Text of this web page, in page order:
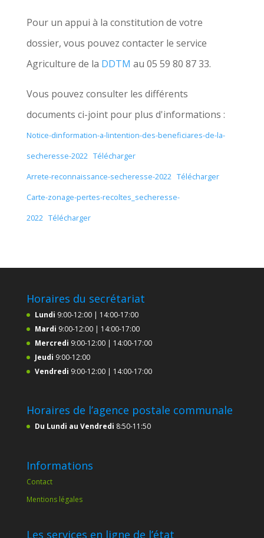
Pour un appui à la constitution de votre
dossier, vous pouvez contacter le service
Agriculture de la DDTM au 05 59 80 87 33.
Vous pouvez consulter les différents
documents ci-joint pour plus d'informations :
Notice-dinformation-a-lintention-des-beneficiares-de-la-
secheresse-2022 Télécharger
Arrete-reconnaissance-secheresse-2022 Télécharger
Carte-zonage-pertes-recoltes_secheresse-
2022 Télécharger
Horaires du secrétariat
Lundi 9:00-12:00 | 14:00-17:00
Mardi 9:00-12:00 | 14:00-17:00
Mercredi 9:00-12:00 | 14:00-17:00
Jeudi 9:00-12:00
Vendredi 9:00-12:00 | 14:00-17:00
Horaires de l’agence postale communale
Du Lundi au Vendredi 8:50-11:50
Informations
Contact
Mentions légales
Les services en ligne de l’état